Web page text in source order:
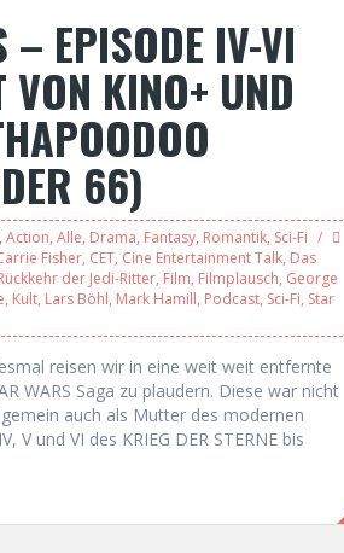
– EPISODE IV-VI
KINO+ UND
66)
, Action, Alle, Drama, Fantasy, Romantik, Sci-Fi
Fisher, CET, Cine Entertainment Talk, Das
der Jedi-Ritter, Film, Filmplausch, George
, Kult, Lars Böhl, Mark Hamill, Podcast, Sci-Fi, Star
reisen wir in eine weit weit entfernte
WARS Saga zu plaudern. Diese war nicht
auch als Mutter des modernen
V und VI des KRIEG DER STERNE bis